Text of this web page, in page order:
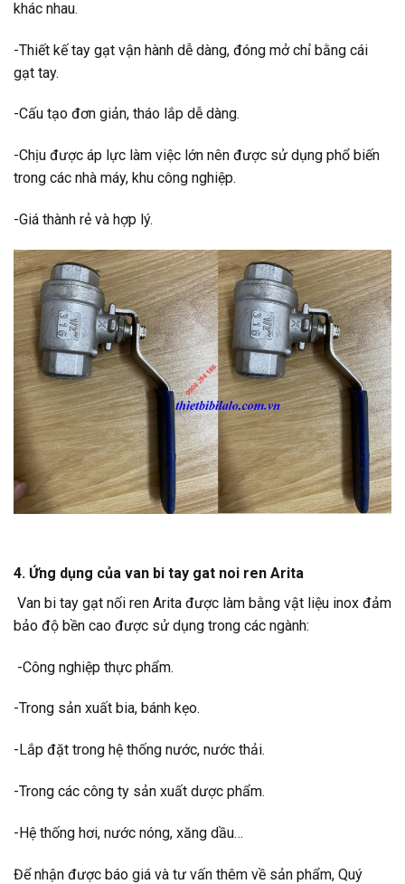
khác nhau.
-Thiết kế tay gạt vận hành dễ dàng, đóng mở chỉ bằng cái
gạt tay.
-Cấu tạo đơn giản, tháo lắp dễ dàng.
-Chịu được áp lực làm việc lớn nên được sử dụng phổ biến
trong các nhà máy, khu công nghiệp.
-Giá thành rẻ và hợp lý.
4. Ứng dụng của van bi tay gat noi ren Arita
Van bi tay gạt nối ren Arita được làm bằng vật liệu inox đảm
bảo độ bền cao được sử dụng trong các ngành:
-Công nghiệp thực phẩm.
-Trong sản xuất bia, bánh kẹo.
-Lắp đặt trong hệ thống nước, nước thải.
-Trong các công ty sản xuất dược phẩm.
-Hệ thống hơi, nước nóng, xăng dầu…
Để nhận được báo giá và tư vấn thêm về sản phẩm, Quý